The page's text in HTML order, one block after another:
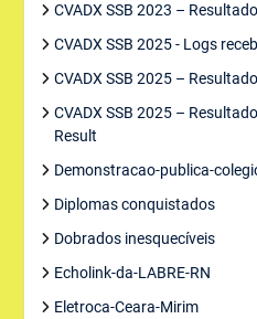
CVADX SSB 2023 –
CVADX SSB 2025 - Logs
CVADX SSB 2025 –
CVADX SSB 2025 –
Result
Demonstracao-publica-
Diplomas conquistados
Dobrados inesquecíveis
Echolink-da-LABRE-RN
Eletroca-Ceara-Mirim